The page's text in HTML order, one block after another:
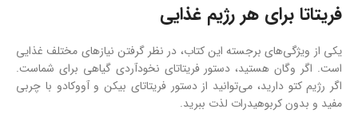
فریتاتا برای هر رژیم غذایی
یکی از ویژگی‌های برجسته این کتاب، در نظر گرفتن نیازهای مختلف غذایی
است. اگر وگان هستید، دستور فریتاتای نخودآردی گیاهی برای شماست.
اگر رژیم کتو دارید، می‌توانید از دستور فریتاتای بیکن و آووکادو با چربی
مفید و بدون کربوهیدرات لذت ببرید.